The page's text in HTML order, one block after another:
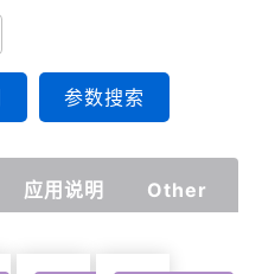
参数搜索
应用说明 Other